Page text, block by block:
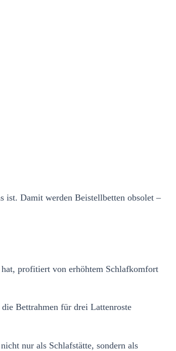
ist. Damit werden Beistellbetten obsolet –
profitiert von erhöhtem Schlafkomfort
Bettrahmen für drei Lattenroste
nur als Schlafstätte, sondern als